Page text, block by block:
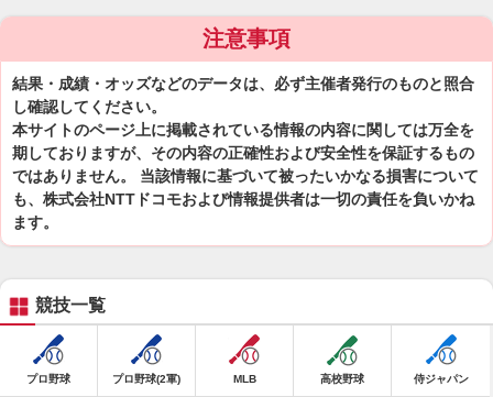
注意事項
結果・成績・オッズなどのデータは、必ず主催者発行のものと照合
し確認してください。
本サイトのページ上に掲載されている情報の内容に関しては万全を
期しておりますが、その内容の正確性および安全性を保証するもの
ではありません。 当該情報に基づいて被ったいかなる損害について
も、株式会社NTTドコモおよび情報提供者は一切の責任を負いかね
ます。
競技一覧
プロ野球 プロ野球(2軍) MLB 高校野球 侍ジャパン